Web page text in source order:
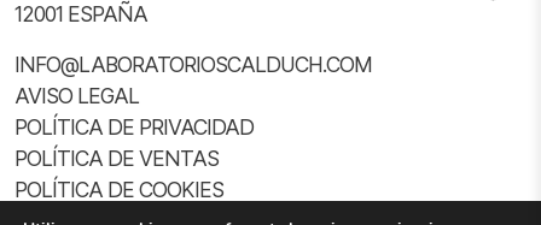
12001 ESPAÑA
INFO@LABORATORIOSCALDUCH.COM
AVISO LEGAL
POLÍTICA DE PRIVACIDAD
POLÍTICA DE VENTAS
POLÍTICA DE COOKIES